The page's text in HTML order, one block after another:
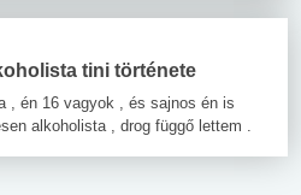
tini története
, én 16 vagyok , és sajnos én is
alkoholista , drog függő lettem .